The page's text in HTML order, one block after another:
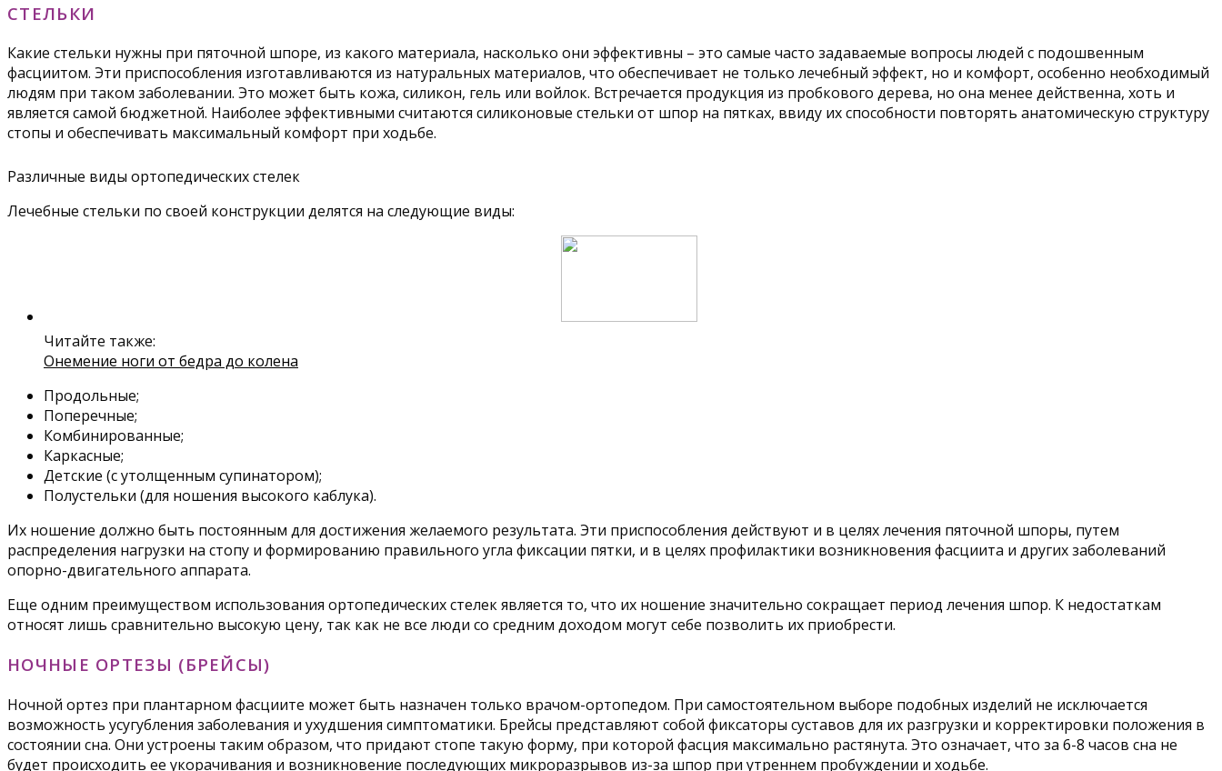
СТЕЛЬКИ
Какие стельки нужны при пяточной шпоре, из какого материала, насколько они эффективны – это самые часто задаваемые вопросы людей с подошвенным
фасциитом. Эти приспособления изготавливаются из натуральных материалов, что обеспечивает не только лечебный эффект, но и комфорт, особенно необходимый
людям при таком заболевании. Это может быть кожа, силикон, гель или войлок. Встречается продукция из пробкового дерева, но она менее действенна, хоть и
является самой бюджетной. Наиболее эффективными считаются силиконовые стельки от шпор на пятках, ввиду их способности повторять анатомическую структуру
стопы и обеспечивать максимальный комфорт при ходьбе.
Различные виды ортопедических стелек
Лечебные стельки по своей конструкции делятся на следующие виды:
Читайте также:
Онемение ноги от бедра до колена
Продольные;
Поперечные;
Комбинированные;
Каркасные;
Детские (с утолщенным супинатором);
Полустельки (для ношения высокого каблука).
Их ношение должно быть постоянным для достижения желаемого результата. Эти приспособления действуют и в целях лечения пяточной шпоры, путем
распределения нагрузки на стопу и формированию правильного угла фиксации пятки, и в целях профилактики возникновения фасциита и других заболеваний
опорно-двигательного аппарата.
Еще одним преимуществом использования ортопедических стелек является то, что их ношение значительно сокращает период лечения шпор. К недостаткам
относят лишь сравнительно высокую цену, так как не все люди со средним доходом могут себе позволить их приобрести.
НОЧНЫЕ ОРТЕЗЫ (БРЕЙСЫ)
Ночной ортез при плантарном фасциите может быть назначен только врачом-ортопедом. При самостоятельном выборе подобных изделий не исключается
возможность усугубления заболевания и ухудшения симптоматики. Брейсы представляют собой фиксаторы суставов для их разгрузки и корректировки положения в
состоянии сна. Они устроены таким образом, что придают стопе такую форму, при которой фасция максимально растянута. Это означает, что за 6-8 часов сна не
будет происходить ее укорачивания и возникновение последующих микроразрывов из-за шпор при утреннем пробуждении и ходьбе.